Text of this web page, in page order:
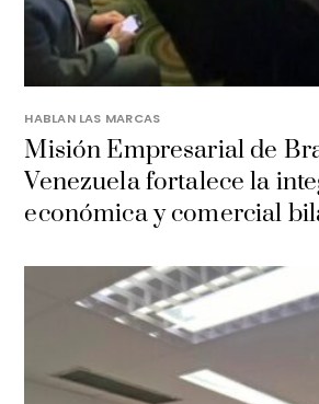
HABLAN LAS MARCAS
Misión Empresarial de
Venezuela fortalece la
económica y comercial